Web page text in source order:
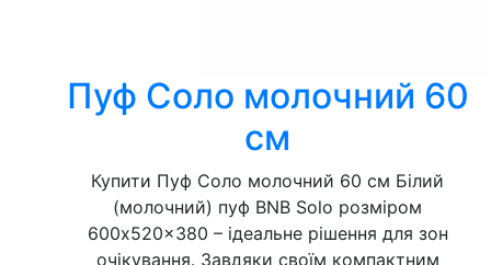
Пуф Соло молочний 60
см
Купити Пуф Соло молочний 60 см Білий
(молочний) пуф BNB Solo розміром
600x520x380 – ідеальне рішення для зон
очікування. Завдяки своїм компактним